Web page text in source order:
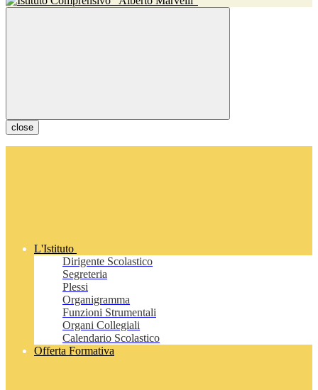
close
L'Istituto
Dirigente Scolastico
Segreteria
Plessi
Organigramma
Funzioni Strumentali
Organi Collegiali
Calendario Scolastico
Offerta Formativa